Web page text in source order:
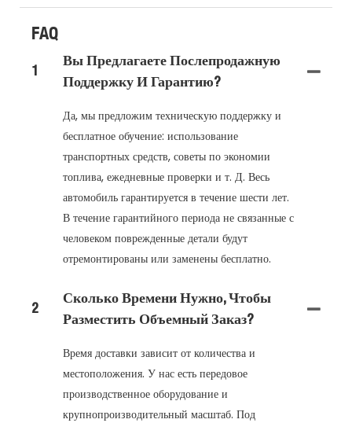
FAQ
1
Вы Предлагаете Послепродажную
Поддержку И Гарантию?
Да, мы предложим техническую поддержку и
бесплатное обучение: использование
транспортных средств, советы по экономии
топлива, ежедневные проверки и т. Д. Весь
автомобиль гарантируется в течение шести лет.
В течение гарантийного периода не связанные с
человеком поврежденные детали будут
отремонтированы или заменены бесплатно.
2
Сколько Времени Нужно, Чтобы
Разместить Объемный Заказ?
Время доставки зависит от количества и
местоположения. У нас есть передовое
производственное оборудование и
крупнопроизводительный масштаб. Под